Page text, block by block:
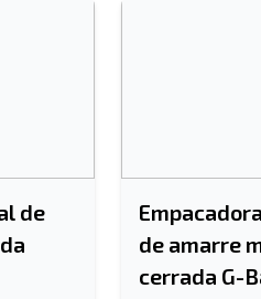
de
de amarre
cerrada G-